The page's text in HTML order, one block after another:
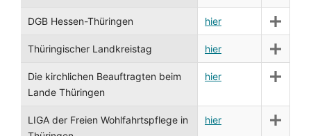
DGB Hessen-Thüringen hier
Thüringischer Landkreistag hier
Die kirchlichen Beauftragten beim
Lande Thüringen
hier
LIGA der Freien Wohlfahrtspflege in
hier